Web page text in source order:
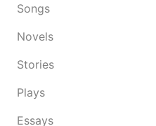
Songs
Novels
Stories
Plays
Essays